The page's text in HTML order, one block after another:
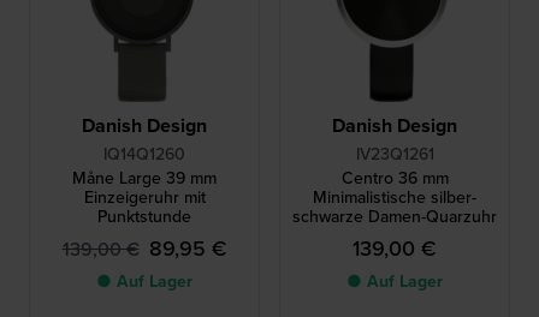
Danish Design
IQ14Q1260
Måne Large 39 mm
Einzeigeruhr mit
Punktstunde
139,00 € 89,95 €
● Auf Lager
Danish Design
IV23Q1261
Centro 36 mm
Minimalistische silber-
schwarze Damen-Quarzuhr
139,00 €
● Auf Lager